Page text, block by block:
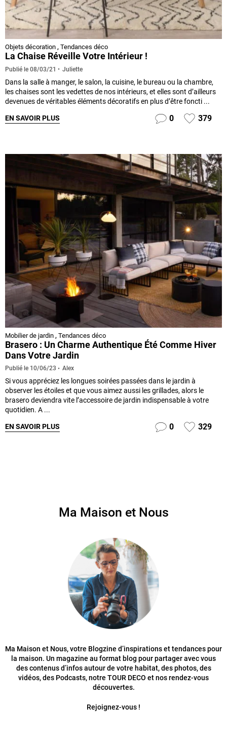
Objets décoration , Tendances déco
La Chaise Réveille Votre Intérieur !
Publié le 08/03/21 Juliette
Dans la salle à manger, le salon, la cuisine, le bureau ou la chambre,
les chaises sont les vedettes de nos intérieurs, et elles sont d’ailleurs
devenues de véritables éléments décoratifs en plus d’être foncti ...
EN SAVOIR PLUS 0 379
Mobilier de jardin , Tendances déco
Brasero : Un Charme Authentique Été Comme Hiver
Dans Votre Jardin
Publié le 10/06/23 Alex
Si vous appréciez les longues soirées passées dans le jardin à
observer les étoiles et que vous aimez aussi les grillades, alors le
brasero deviendra vite l’accessoire de jardin indispensable à votre
quotidien. A ...
EN SAVOIR PLUS 0 329
Ma Maison et Nous
Ma Maison et Nous, votre Blogzine d’inspirations et tendances pour
la maison. Un magazine au format blog pour partager avec vous
des contenus d’infos autour de votre habitat, des photos, des
vidéos, des Podcasts, notre TOUR DECO et nos rendez-vous
découvertes.
Rejoignez-vous !